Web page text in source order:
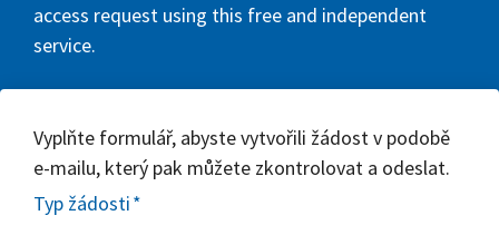
access request using this free and independent
service.
Vyplňte formulář, abyste vytvořili žádost v podobě
e-mailu, který pak můžete zkontrolovat a odeslat.
Typ žádosti*